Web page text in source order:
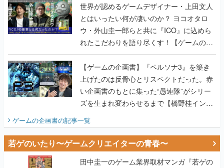
世界が認めるゲームデザイナー・上田文人
とはいったい何が凄いのか？ ヨコオタロ
ウ・外山圭一郎らと共に『ICO』に込めら
れたこだわりを語り尽くす！【ゲームの企
画書】
【ゲームの企画書】『ペルソナ3』を築き
上げたのは反骨心とリスペクトだった。赤
い企画書のもとに集った“愚連隊”がシリー
ズを生まれ変わらせるまで【橋野桂インタ
ビュー】
ゲームの企画書の記事一覧
若ゲのいたり〜ゲームクリエイターの青春〜
田中圭一のゲーム業界取材マンガ『若ゲの